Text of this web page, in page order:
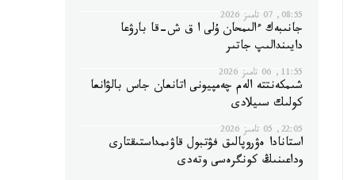
08:55, 07 تامىز 2026
جانىبەك ءالىمحان ۇلى ا ق ش-قا بارۋعا
دايىندالىپ جاتىر
11:55, 06 تامىز 2026
شىمكەنتتە الەم چەمپيونى اتانعان جاس بالۋانعا
كولىك سىيلادى
22:05, 05 تامىز 2026
استانادا ەۋروپالىق فۋتبول قاۋىمداستىقتارى
وداعىنىڭ كونگرەسى وتەدى